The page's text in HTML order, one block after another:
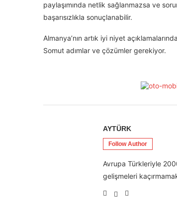
paylaşımında netlik sağlanmazsa ve
başarısızlıkla sonuçlanabilir.
Almanya’nın artık iyi niyet
Somut adımlar ve çözümler gerekiyor.
AYTÜRK
Follow Author
Avrupa Türkleriyle
gelişmeleri